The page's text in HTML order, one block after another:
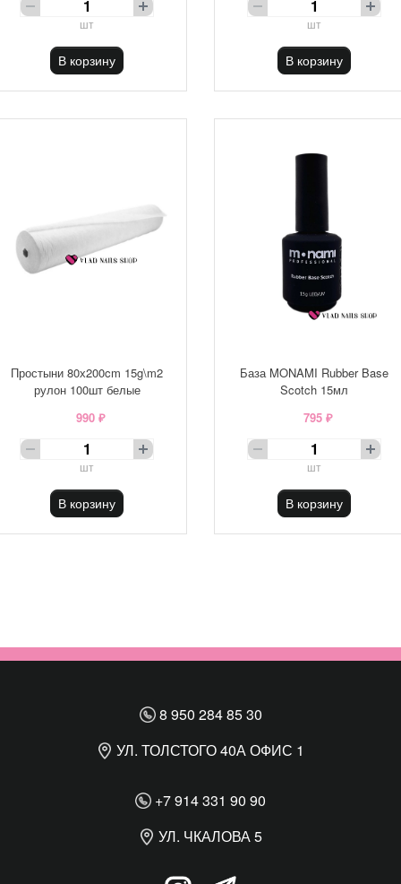
шт
В корзину
шт
В корзину
Простыни 80х200cm 15g\m2
рулон 100шт белые
990 ₽
шт
В корзину
База MONAMI Rubber Base
Scotch 15мл
795 ₽
шт
В корзину
8 950 284 85 30
УЛ. ТОЛСТОГО 40А ОФИС 1
+7 914 331 90 90
УЛ. ЧКАЛОВА 5